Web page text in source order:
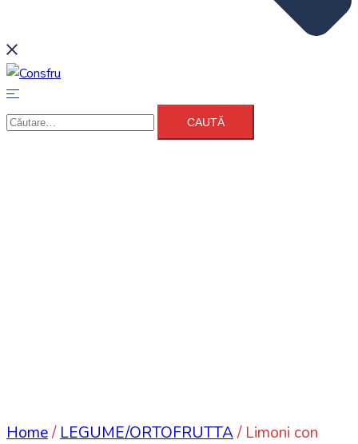
Caută
după:
Home/ LEGUME/ORTOFRUTTA/ Limoni con